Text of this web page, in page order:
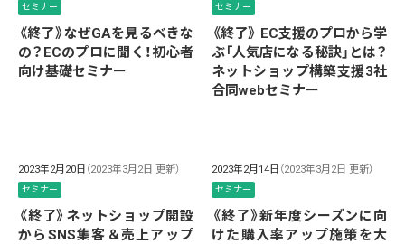
セミナー
《終了》なぜGAを見るべきな
の？ECのプロに聞く！初心者
向け基礎セミナー
セミナー
《終了》 EC支援のプロから学
ぶ「人気店になる秘訣」とは？
ネットショップ構築支援3社
合同webセミナー
2023年2月20日 （2023年3月2日 更新）
セミナー
《終了》ネットショップ開設
からSNS集客＆売上アップ
2023年2月14日 （2023年3月2日 更新）
セミナー
《終了》新年度シーズンに向
けた購入率アップ施策を大